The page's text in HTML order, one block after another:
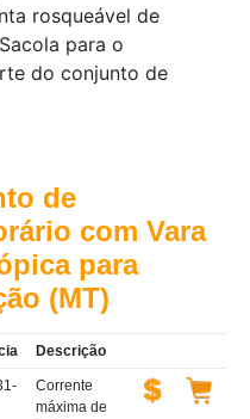
rosqueável de
para o
do conjunto de
de
com Vara
para
(MT)
Descrição
Corrente
máxima de